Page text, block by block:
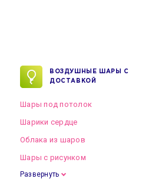
ВОЗДУШНЫЕ ШАРЫ С
ДОСТАВКОЙ
Шары под потолок
Шарики сердце
Облака из шаров
Шары с рисунком
Развернуть